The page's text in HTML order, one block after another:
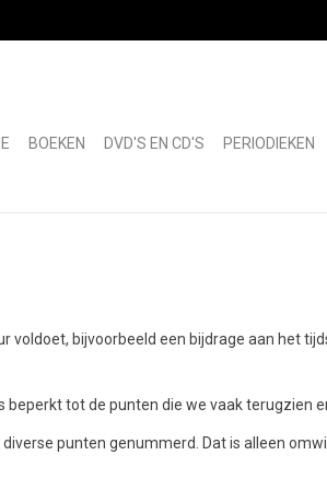
BOEKEN DVD'S EN CD'S PERIODIEKEN
voldoet, bijvoorbeeld een bijdrage aan het
tot de punten die we vaak terugzien
punten genummerd. Dat is alleen